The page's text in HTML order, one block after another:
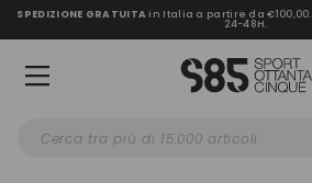
SPEDIZIONE GRATUITAin Italia a partire da €100,00.
24-48H.